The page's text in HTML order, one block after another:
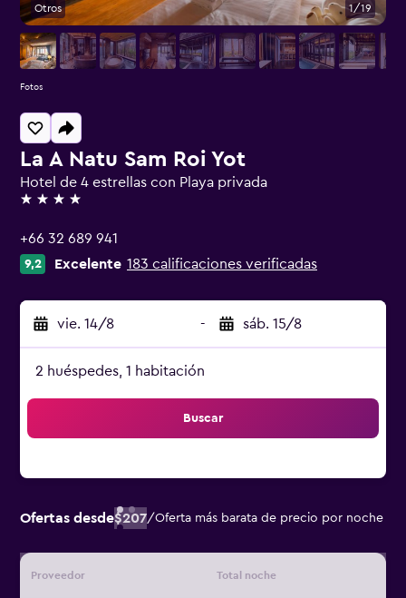
La A Natu Sam Roi Yot
Hotel de 4 estrellas con Playa privada
4 estrellas
+66 32 689 941
9,2 Excelente 183 calificaciones verificadas
vie. 14/8 - sáb. 15/8
2 huéspedes, 1 habitación
Buscar
Ofertas desde$207/Oferta más barata de precio por noche
Proveedor Total noche
Otros 1/19
Fotos